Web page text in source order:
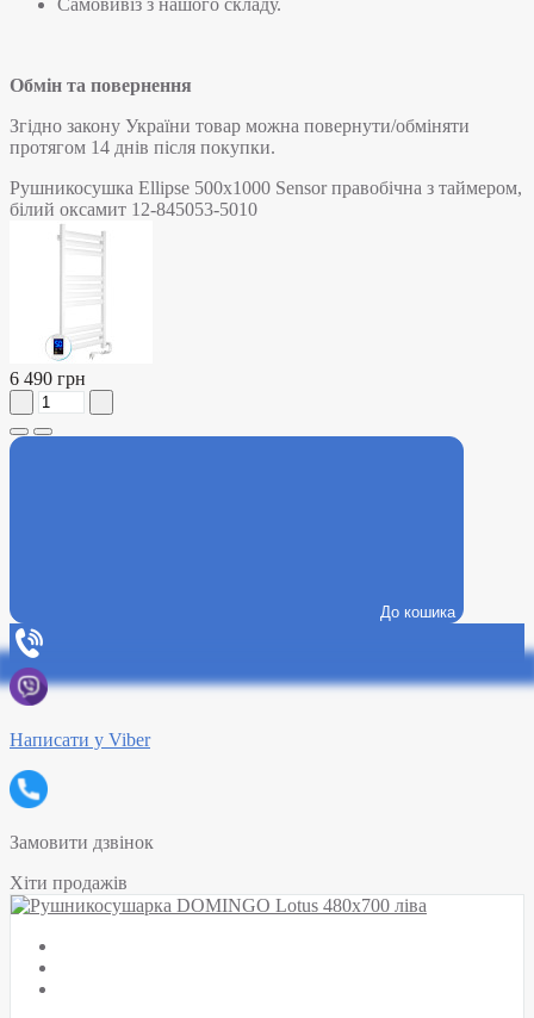
Самовивіз з нашого складу.
Обмін та повернення
Згідно закону України товар можна повернути/обміняти
протягом 14 днів після покупки.
Рушникосушка Ellipse 500х1000 Sensor правобічна з таймером,
білий оксамит 12-845053-5010
6 490 грн
До кошика
Написати у Viber
Замовити дзвінок
Хіти продажів